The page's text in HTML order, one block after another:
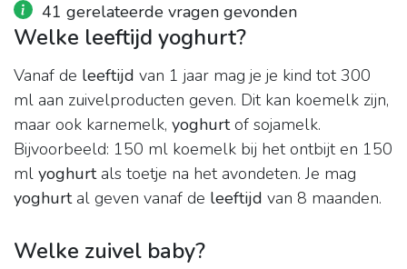
41 gerelateerde vragen gevonden
Welke leeftijd yoghurt?
Vanaf de leeftijd van 1 jaar mag je je kind tot 300
ml aan zuivelproducten geven. Dit kan koemelk zijn,
maar ook karnemelk, yoghurtof sojamelk.
Bijvoorbeeld: 150 ml koemelk bij het ontbijt en 150
ml yoghurtals toetje na het avondeten. Je mag
yoghurtal geven vanaf de leeftijd van 8 maanden.
Welke zuivel baby?